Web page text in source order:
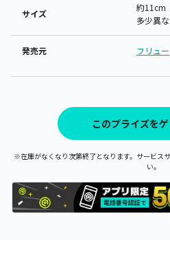
サイズ
約11cm
多少異な
発売元 フリュー
このプライズを
※在庫がなくなり次第終了となります。サービス
い。